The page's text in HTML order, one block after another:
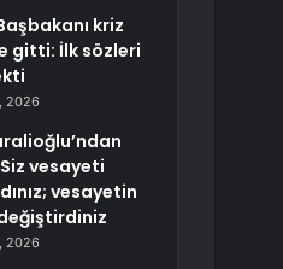
kriz
gitti: İlk sözleri
2026
vesayeti
vesayetin
2026